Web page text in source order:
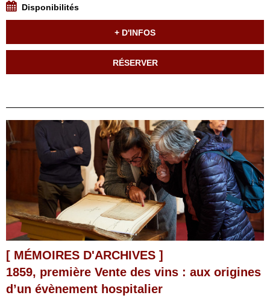
Disponibilités
+ D'INFOS
RÉSERVER
1859, première Vente des vins : aux origines
d’un évènement hospitalier
[ MÉMOIRES D'ARCHIVES ]